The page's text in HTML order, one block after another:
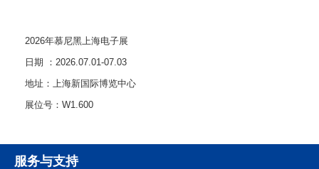
2026年慕尼黑上海电子展
日期 ：2026.07.01-07.03
地址：上海新国际博览中心
展位号：W1.600
服务与支持